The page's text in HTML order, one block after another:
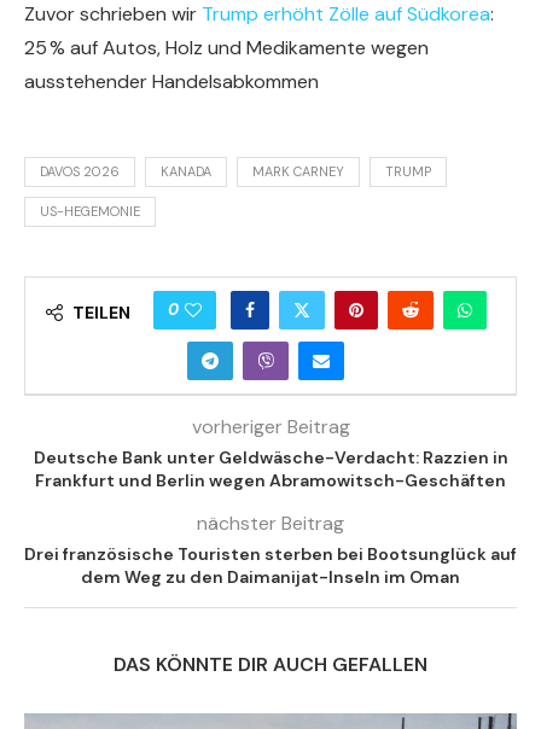
Zuvor schrieben wir Trump erhöht Zölle auf Südkorea:
25 % auf Autos, Holz und Medikamente wegen
ausstehender Handelsabkommen
DAVOS 2026 KANADA MARK CARNEY TRUMP
US-HEGEMONIE
TEILEN 0
vorheriger Beitrag
Deutsche Bank unter Geldwäsche-Verdacht: Razzien in
Frankfurt und Berlin wegen Abramowitsch-Geschäften
nächster Beitrag
Drei französische Touristen sterben bei Bootsunglück auf
dem Weg zu den Daimanijat-Inseln im Oman
DAS KÖNNTE DIR AUCH GEFALLEN